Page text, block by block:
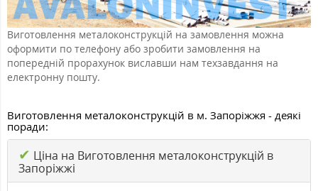
Виготовлення металоконструкцій на замовлення можна
оформити по телефону або зробити замовлення на
попередній прорахунок виславши нам техзавдання на
електронну пошту.
Виготовлення металоконструкцій в м. Запоріжжя - деякі
поради:
✔ Ціна на Виготовлення металоконструкцій в
Запоріжжі